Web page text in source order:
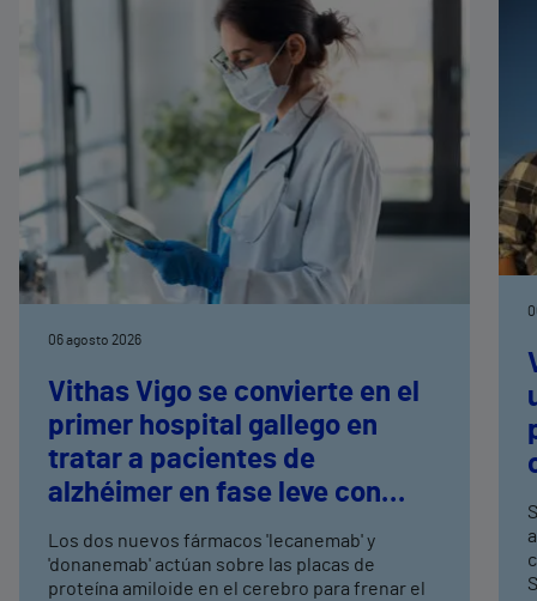
06 agosto 2026
Vithas Vigo se convierte en el
primer hospital gallego en
tratar a pacientes de
alzhéimer en fase leve con
terapias antiamiloide
Los dos nuevos fármacos 'lecanemab' y
'donanemab' actúan sobre las placas de
proteína amiloide en el cerebro para frenar el